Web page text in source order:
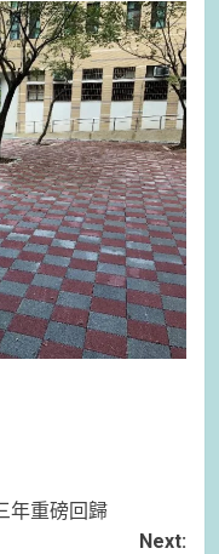
年重磅回歸
Next: